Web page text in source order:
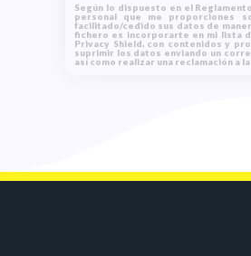
Según lo dispuesto en el
personal que me proporciones
facilitado/cedido sus datos de
fichero es incorporarte en mi lista
Privacy Shield, con contenidos y
suprimir los datos enviando un
así como realizar una reclamación a